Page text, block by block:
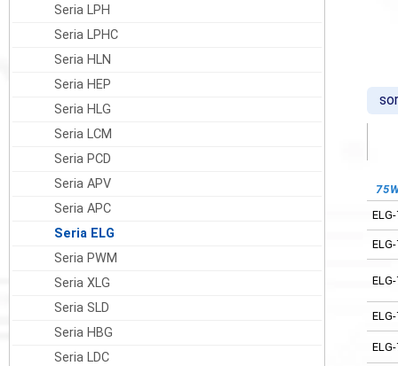
Seria LPH
Seria LPHC
Seria HLN
Seria HEP
Seria HLG
Seria LCM
Seria PCD
Seria APV
Seria APC
Seria ELG
Seria PWM
Seria XLG
Seria SLD
Seria HBG
Seria LDC
ELG-